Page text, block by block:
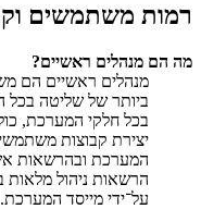
רמות משתמשים
מה הם מנהלים ראשיים?
מנהלים ראשיים הם
ביותר של שליטה בכל
בכל חלקי המערכת,
יצירת קבוצות
המערכת ובהרשאות
הרשאות ניהול מלאות
על־ידי מייסד המערכת.